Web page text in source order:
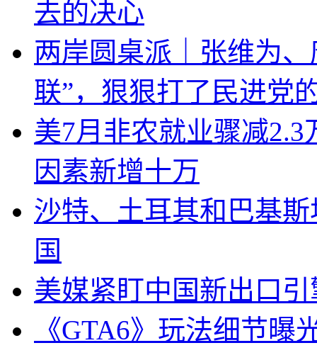
去的决心
两岸圆桌派｜张维为
联”，狠狠打了民进党
美7月非农就业骤减
因素新增十万
沙特、土耳其和巴基
国
美媒紧盯中国新出口
《GTA6》玩法细节